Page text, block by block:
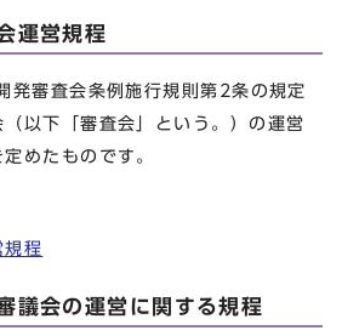
運営規程
発審査会条例施行規則第2条の規定
以下「審査会」という。）の運営
めたものです。
規程
議会の運営に関する規程